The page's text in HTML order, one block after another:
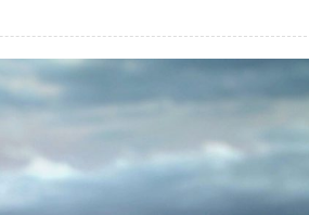
no
Espaço,
Hotel